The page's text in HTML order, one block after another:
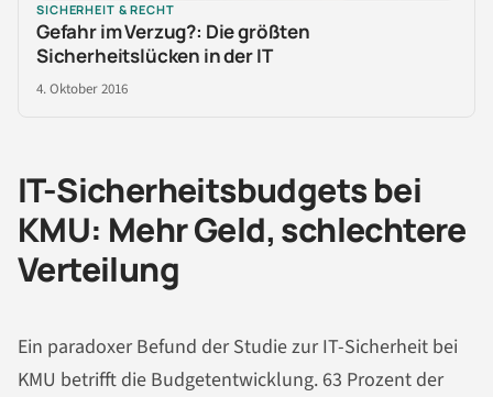
SICHERHEIT & RECHT
Gefahr im Verzug?: Die größten
Sicherheitslücken in der IT
4. Oktober 2016
IT-Sicherheitsbudgets bei
KMU: Mehr Geld, schlechtere
Verteilung
Ein paradoxer Befund der Studie zur IT-Sicherheit bei
KMU betrifft die Budgetentwicklung. 63 Prozent der